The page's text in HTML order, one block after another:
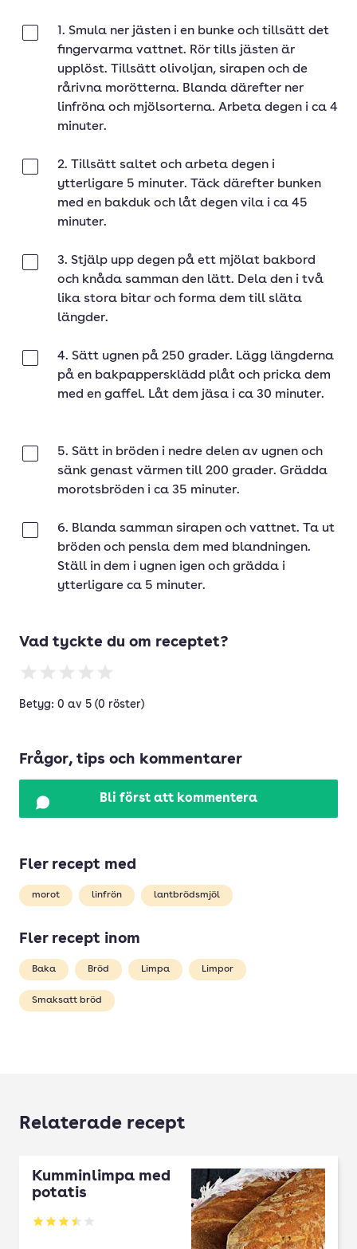
1. Smula ner jästen i en bunke och tillsätt det
fingervarma vattnet. Rör tills jästen är
upplöst. Tillsätt olivoljan, sirapen och de
rårivna morötterna. Blanda därefter ner
linfröna och mjölsorterna. Arbeta degen i ca 4
minuter.
2. Tillsätt saltet och arbeta degen i
ytterligare 5 minuter. Täck därefter bunken
med en bakduk och låt degen vila i ca 45
minuter.
3. Stjälp upp degen på ett mjölat bakbord
och knåda samman den lätt. Dela den i två
lika stora bitar och forma dem till släta
längder.
4. Sätt ugnen på 250 grader. Lägg längderna
på en bakpappersklädd plåt och pricka dem
med en gaffel. Låt dem jäsa i ca 30 minuter.
5. Sätt in bröden i nedre delen av ugnen och
sänk genast värmen till 200 grader. Grädda
morotsbröden i ca 35 minuter.
6. Blanda samman sirapen och vattnet. Ta ut
bröden och pensla dem med blandningen.
Ställ in dem i ugnen igen och grädda i
ytterligare ca 5 minuter.
Vad tyckte du om receptet?
Betyg: 0 av 5 (0 röster)
Frågor, tips och kommentarer
Bli först att kommentera
Fler recept med
morot linfrön lantbrödsmjöl
Fler recept inom
Baka Bröd Limpa Limpor
Smaksatt bröd
Relaterade recept
Kumminlimpa med
potatis
Betyg: 3.5 av 5